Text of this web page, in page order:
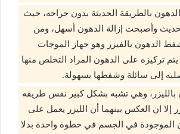
بالطريقة الحديثة بدون جراحه، حيث
وأصبحت إزالة الدهون أسهل، ومن
الدهون بالفيزر وهو جهاز الموجات
تركيزه على الدهون المراد التخلص منها
إلى سائلة وشفطها بسهولة.
وهي تشبه بشكل كبير نفس طريقه
إلا ان العكس بينهما أن الليزر يعمل على
الموجودة في الجسم في خطوة واحدة بدلا